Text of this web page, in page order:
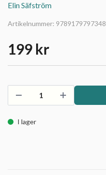
Elin Säfström
Artikelnummer: 9789179797348
199 kr
I lager